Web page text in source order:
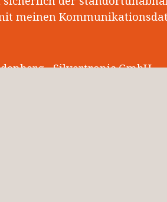
meinen
, Silvertronic GmbH